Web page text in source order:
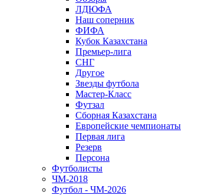
ЛДЮФА
Наш соперник
ФИФА
Кубок Казахстана
Премьер-лига
СНГ
Другое
Звезды футбола
Мастер-Класс
Футзал
Сборная Казахстана
Европейские чемпионаты
Первая лига
Резерв
Персона
Футболисты
ЧМ-2018
Футбол - ЧМ-2026